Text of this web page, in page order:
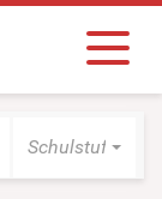
Schulstufe